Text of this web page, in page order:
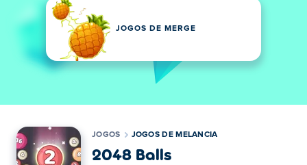
JOGOS DE MERGE
JOGOS JOGOS DE MELANCIA
2048 Balls